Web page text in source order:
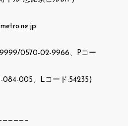
0570-02-9966、Pコー
084-005、Lコード:54235)